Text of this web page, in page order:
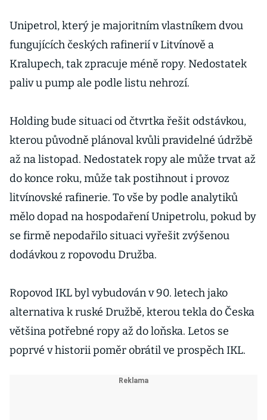
Unipetrol, který je majoritním vlastníkem dvou
fungujících českých rafinerií v Litvínově a
Kralupech, tak zpracuje méně ropy. Nedostatek
paliv u pump ale podle listu nehrozí.
Holding bude situaci od čtvrtka řešit odstávkou,
kterou původně plánoval kvůli pravidelné údržbě
až na listopad. Nedostatek ropy ale může trvat až
do konce roku, může tak postihnout i provoz
litvínovské rafinerie. To vše by podle analytiků
mělo dopad na hospodaření Unipetrolu, pokud by
se firmě nepodařilo situaci vyřešit zvýšenou
dodávkou z ropovodu Družba.
Ropovod IKL byl vybudován v 90. letech jako
alternativa k ruské Družbě, kterou tekla do Česka
většina potřebné ropy až do loňska. Letos se
poprvé v historii poměr obrátil ve prospěch IKL.